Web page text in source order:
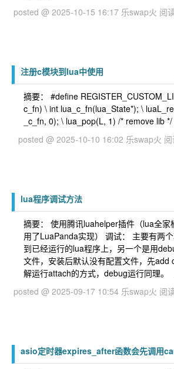
posted @ 2025-10-15 16:17 乐swap火 阅
注册c模块到lua中使用
摘要： #define
c_fn) \ int lua_c_fn(lua_State*); \
_c_fn, 0); \ lua_pop(L, 1) /* remove lib
posted @ 2025-10-10 16:02 乐swap火
lua程序调试方法
摘要： 使用腾讯luahelper插件（lua全家
用了LuaPanda实现） 调试： 主要有两
到已经运行的lua程序上，另一个是用
文件，安装后默认没有配置文件，先add
解运行attach的方式，debug运行同理。
posted @ 2025-09-17 10:54 乐swap火 阅
asio定时器expires_after函数会先调用